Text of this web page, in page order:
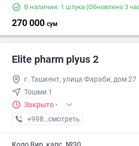
В наличии: 1 штука (Обновлено 3
270 000 сум
Elite pharm plyus 2
г. Ташкент, улица Фараби, дом 27
Тошми 1
Закрыто ·
+998 (77) XXX-XX-XX
смотреть